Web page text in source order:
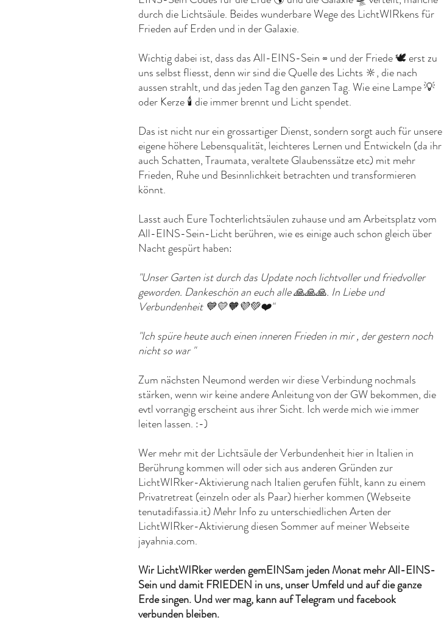
durch die Lichtsäule. Beides wunderbare Wege des LichtWIRkens für
Frieden auf Erden und in der Galaxie.
Wichtig dabei ist, dass das All-EINS-Sein ∞ und der Friede 🕊 erst zu
uns selbst fliesst, denn wir sind die Quelle des Lichts 🔆, die nach
aussen strahlt, und das jeden Tag den ganzen Tag. Wie eine Lampe 💡
oder Kerze 🕯 die immer brennt und Licht spendet.
Das ist nicht nur ein grossartiger Dienst, sondern sorgt auch für unsere
eigene höhere Lebensqualität, leichteres Lernen und Entwickeln (da ihr
auch Schatten, Traumata, veraltete Glaubenssätze etc) mit mehr
Frieden, Ruhe und Besinnlichkeit betrachten und transformieren
könnt.
Lasst auch Eure Tochterlichtsäulen zuhause und am Arbeitsplatz vom
All-EINS-Sein-Licht berühren, wie es einige auch schon gleich über
Nacht gespürt haben:
"Unser Garten ist durch das Update noch lichtvoller und friedvoller
geworden. Dankeschön an euch alle 🙏🙏🙏. In Liebe und
Verbundenheit 💙💛🧡💜💚❤️"
"Ich spüre heute auch einen inneren Frieden in mir , der gestern noch
nicht so war "
Zum nächsten Neumond werden wir diese Verbindung nochmals
stärken, wenn wir keine andere Anleitung von der GW bekommen, die
evtl vorrangig erscheint aus ihrer Sicht. Ich werde mich wie immer
leiten lassen. :-)
Wer mehr mit der Lichtsäule der Verbundenheit hier in Italien in
Berührung kommen will oder sich aus anderen Gründen zur
LichtWIRker-Aktivierung nach Italien gerufen fühlt, kann zu einem
Privatretreat (einzeln oder als Paar) hierher kommen (Webseite
tenutadifassia.it) Mehr Info zu unterschiedlichen Arten der
LichtWIRker-Aktivierung diesen Sommer auf meiner Webseite
jayahnia.com.
Wir LichtWIRker werden gemEINSam jeden Monat mehr All-EINS-
Sein und damit FRIEDEN in uns, unser Umfeld und auf die ganze
Erde singen. Und wer mag, kann auf Telegram und facebook
verbunden bleiben.